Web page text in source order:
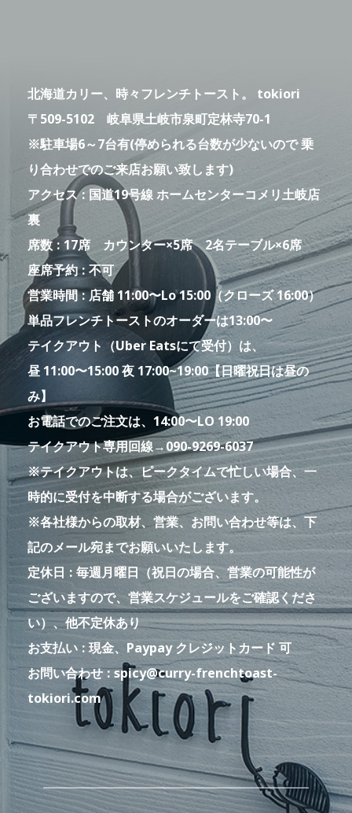
北海道カリー、時々フレンチトースト。 tokiori
〒509-5102 岐阜県土岐市泉町定林寺70-1
※駐車場6～7台有(停められる台数が少ないので 乗
り合わせでのご来店お願い致します)
アクセス
国道19号線 ホームセンターコメリ土岐店
裏
席数
17席 カウンター×5席 2名テーブル×6席
座席予約
不可
営業時間
店舗 11:00〜Lo 15:00（クローズ 16:00）
単品フレンチトーストのオーダーは13:00〜
テイクアウト（Uber Eatsにて受付）は、
昼 11:00〜15:00 夜 17:00~19:00【日曜祝日は昼の
み】
お電話でのご注文は、14:00〜LO 19:00
テイクアウト専用回線→090-9269-6037
※テイクアウトは、ピークタイムで忙しい場合、一
時的に受付を中断する場合がございます。
※各社様からの取材、営業、お問い合わせ等は、下
記のメール宛までお願いいたします。
定休日
毎週月曜日（祝日の場合、営業の可能性が
ございますので、営業スケジュールをご確認くださ
い）、他不定休あり
お支払い
現金、Paypay クレジットカード 可
お問い合わせ
spicy@curry-frenchtoast-
tokiori.com